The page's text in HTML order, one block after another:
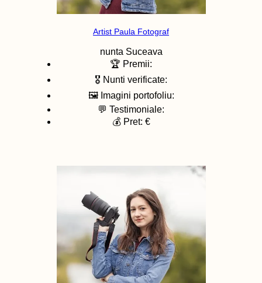
Artist Paula Fotograf
nunta Suceava
🏆 Premii:
🎖️ Nunti verificate:
🖼️ Imagini portofoliu:
💬 Testimoniale:
💰 Pret: €